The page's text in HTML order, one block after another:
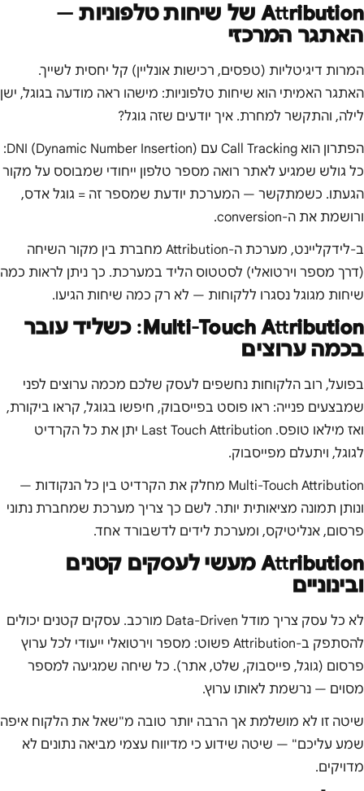
Attribution של שיחות טלפוניות —
האתגר המרכזי
המרות דיגיטליות (טפסים, רכישות אונליין) קל יחסית לשייך.
האתגר האמיתי הוא שיחות טלפוניות: מישהו ראה מודעה בגוגל, ישן
לילה, והתקשר למחרת. איך יודעים שזה גוגל?
הפתרון הוא Call Tracking עם DNI (Dynamic Number Insertion):
כל גולש שמגיע לאתר רואה מספר טלפון ייחודי שמבוסס על מקור
הגעתו. כשמתקשר — המערכת יודעת שמספר זה = גוגל אדס,
ורושמת את ה-conversion.
ב-לידקליינט, מערכת ה-Attribution מחברת בין מקור השיחה
(דרך מספר וירטואלי) לסטטוס הליד במערכת. כך ניתן לראות כמה
שיחות מגוגל נסגרו ללקוחות — לא רק כמה שיחות הגיעו.
Multi-Touch Attribution: כשליד עובר
בכמה ערוצים
בפועל, רוב הלקוחות נחשפים לעסק שלכם מכמה ערוצים לפני
שמבצעים פנייה: ראו פוסט בפייסבוק, חיפשו בגוגל, קראו ביקורת,
ואז מילאו טופס. Last Touch Attribution יתן את כל הקרדיט
לגוגל, ויתעלם מפייסבוק.
Multi-Touch Attribution מחלק את הקרדיט בין כל הנקודות —
ונותן תמונה מציאותית יותר. לשם כך צריך מערכת שמחברת נתוני
פרסום, אנליטיקס, ומערכת לידים לדשבורד אחד.
Attribution מעשי לעסקים קטנים
ובינוניים
לא כל עסק צריך מודל Data-Driven מורכב. עסקים קטנים יכולים
להסתפק ב-Attribution פשוט: מספר וירטואלי ייעודי לכל ערוץ
פרסום (גוגל, פייסבוק, שלט, אתר). כל שיחה שמגיעה למספר
מסוים — נרשמת לאותו ערוץ.
שיטה זו לא מושלמת אך הרבה יותר טובה מ"שאל את הלקוח איפה
שמע עליכם" — שיטה שידוע כי מדיווח עצמי מביאה נתונים לא
מדויקים.